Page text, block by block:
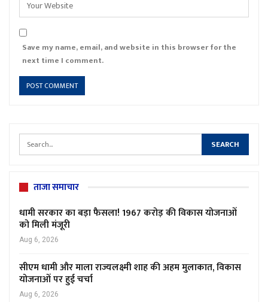
Save my name, email, and website in this browser for the
next time I comment.
ताजा समाचार
धामी सरकार का बड़ा फैसला! 1967 करोड़ की विकास योजनाओं
को मिली मंजूरी
Aug 6, 2026
सीएम धामी और माला राज्यलक्ष्मी शाह की अहम मुलाकात, विकास
योजनाओं पर हुई चर्चा
Aug 6, 2026